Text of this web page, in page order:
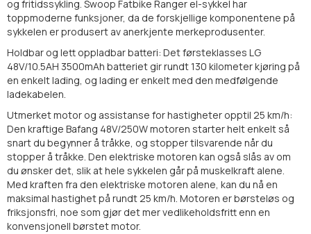
og fritidssykling. Swoop Fatbike Ranger el-sykkel har
toppmoderne funksjoner, da de forskjellige komponentene på
sykkelen er produsert av anerkjente merkeprodusenter.
Holdbar og lett oppladbar batteri: Det førsteklasses LG
48V/10.5AH 3500mAh batteriet gir rundt 130 kilometer kjøring på
en enkelt lading, og lading er enkelt med den medfølgende
ladekabelen.
Utmerket motor og assistanse for hastigheter opptil 25 km/h:
Den kraftige Bafang 48V/250W motoren starter helt enkelt så
snart du begynner å tråkke, og stopper tilsvarende når du
stopper å tråkke. Den elektriske motoren kan også slås av om
du ønsker det, slik at hele sykkelen går på muskelkraft alene.
Med kraften fra den elektriske motoren alene, kan du nå en
maksimal hastighet på rundt 25 km/h. Motoren er børsteløs og
friksjonsfri, noe som gjør det mer vedlikeholdsfritt enn en
konvensjonell børstet motor.